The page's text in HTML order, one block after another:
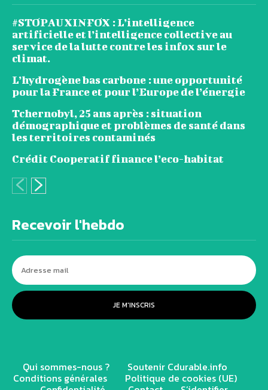
#STOPAUXINFOX : L’intelligence
artificielle et l’intelligence collective au
service de la lutte contre les infox sur le
climat.
L’hydrogène bas carbone : une opportunité
pour la France et pour l’Europe de l’énergie
Tchernobyl, 25 ans après : situation
démographique et problèmes de santé dans
les territoires contaminés
Crédit Cooperatif finance l’eco-habitat
Recevoir l'hebdo
JE M'INSCRIS
Qui sommes-nous ? Soutenir Cdurable.info
Conditions générales Politique de cookies (UE)